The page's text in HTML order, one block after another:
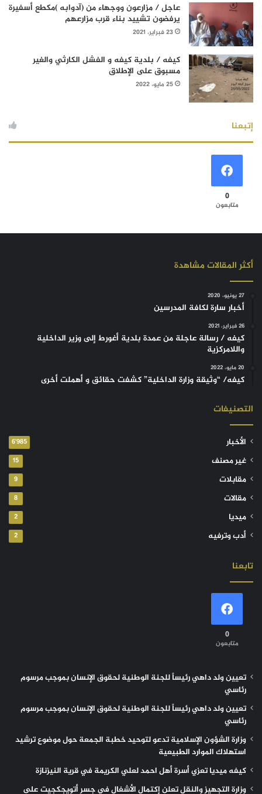
عاجل / مزارعون ووجهاء من (آدوابه )مكطع أسفيرة
يرفضون تشييد بناء قرب مزارعهم
23 فبراير، 2021
كيفه / بلدية كيفه و الفشل الكارثي والغير
مسبوق على الإطلاق
25 مايو، 2022
إتبعنا
0
متابعون
أكثر المقالات مشاهدة
27 يونيو، 2020
أخبار سارة لكافة المدرسين
26 فبراير، 2021
كيفه / رسالة عاجلة من عمدة بلدية أغورط إلى وزير الداخلية
واللامركزية
20 مايو، 2022
كيفه/ “وثيقة وزارة الداخلية” كشفت حقائق و أهملت أخرى
التصنيفات
الأخبار 6٬985
غير مصنف 15
مقابلات 9
مقالات 8
ميديا 2
أدب وترفيه 2
تابعنا
0
متابعون
تعيين ولد داهي رئيساً للجنة الوطنية لحقوق الإنسان بموجب مرسوم
رئاسي
تعيين ولد داهي رئيساً للجنة الوطنية لحقوق الإنسان بموجب مرسوم
رئاسي
وزارة الشؤون الإسلامية تدعو لتوحيد خطبة الجمعة حول موضوع ترشيد
استهلاك الموارد الطبيعية
كيفه ميديا تعزي أسرة أهل احمد لعلي الكريمة في قرية النيزنازة
وزارة التجهيز والنقل تعلن إكتمال الأشغال في جسر أتويجكجيت على